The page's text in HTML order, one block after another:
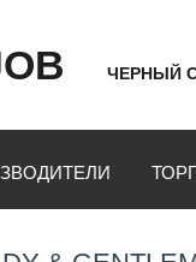
ЧЕРНЫЙ